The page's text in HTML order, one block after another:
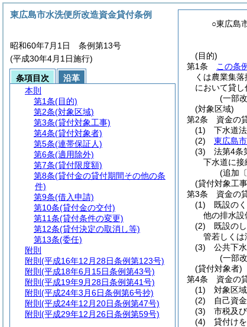
○東広島
(目的)
第1条
この条例
くは農業集
において貸
(一部
(対象区域)
第2条
資金の
(1)
下水道法
(2)
東広島
(3)
法第4条
下水道に接
(追加
(貸付対象工
第3条
資金の
(1)
既設の
他の排水設
(2)
既設の
管若しくは
(3)
公共下
(一部
(貸付対象者)
第4条
資金の
(1)
対象区
(2)
自己資
(3)
市税及
(4)
貸付け
東広島市水洗便所改造資金貸付条例
昭和60年7月1日 条例第13号
(平成30年4月1日施行)
条項目次
沿革
本則
第1条(目的)
第2条(対象区域)
第3条(貸付対象工事)
第4条(貸付対象者)
第5条(連帯保証人)
第6条(適用除外)
第7条(貸付限度額)
第8条(貸付金の貸付期間その他の条
件)
第9条(借入申請)
第10条(貸付金の交付)
第11条(貸付条件の変更)
第12条(貸付決定の取消し等)
第13条(委任)
附則
附則 (平成16年12月28日条例第123号)
附則 (平成18年6月15日条例第43号)
附則 (平成19年9月28日条例第41号)
附則 (平成24年3月6日条例第6号抄)
附則 (平成24年12月20日条例第47号)
附則 (平成29年12月26日条例第59号)